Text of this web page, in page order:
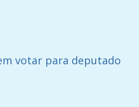
votar para deputado